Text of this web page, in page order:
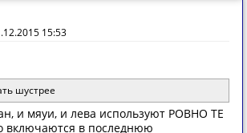
15:53
шустрее
и мяуи, и лева используют РОВНО ТЕ
включаются в последнюю